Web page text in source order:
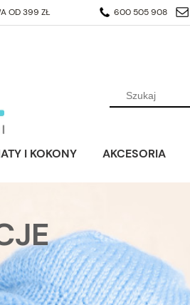
I KOKONY AKCESORIA
OD 399 ZŁ 600 505 908